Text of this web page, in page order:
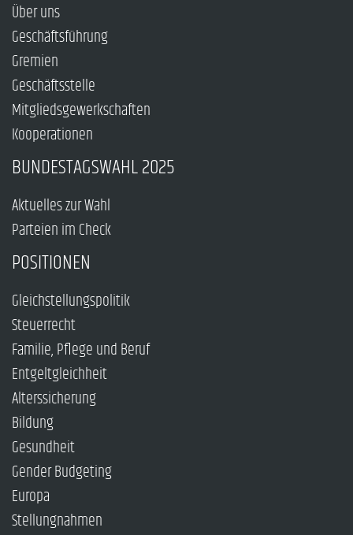
Über uns
Geschäftsführung
Gremien
Geschäftsstelle
Mitgliedsgewerkschaften
Kooperationen
BUNDESTAGSWAHL 2025
Aktuelles zur Wahl
Parteien im Check
POSITIONEN
Gleichstellungspolitik
Steuerrecht
Familie, Pflege und Beruf
Entgeltgleichheit
Alterssicherung
Bildung
Gesundheit
Gender Budgeting
Europa
Stellungnahmen